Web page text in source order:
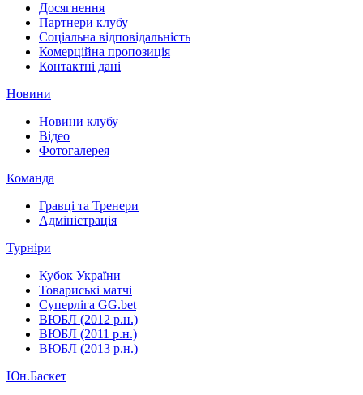
Досягнення
Партнери клубу
Соціальна відповідальність
Комерційна пропозиція
Контактні дані
Новини
Новини клубу
Відео
Фотогалерея
Команда
Гравці та Тренери
Адміністрація
Турніри
Кубок України
Товариські матчі
Суперліга GG.bet
ВЮБЛ (2012 р.н.)
ВЮБЛ (2011 р.н.)
ВЮБЛ (2013 р.н.)
Юн.Баскет